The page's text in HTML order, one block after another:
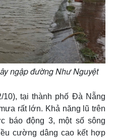
ngập đường Như Nguyệt
tại thành phố Đà Nẵng
rất lớn. Khả năng lũ trên
báo động 3, một số sông
cường dâng cao kết hợp